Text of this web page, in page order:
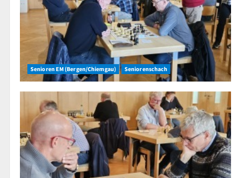
Senioren EM (Bergen/Chiemgau) Seniorenschach